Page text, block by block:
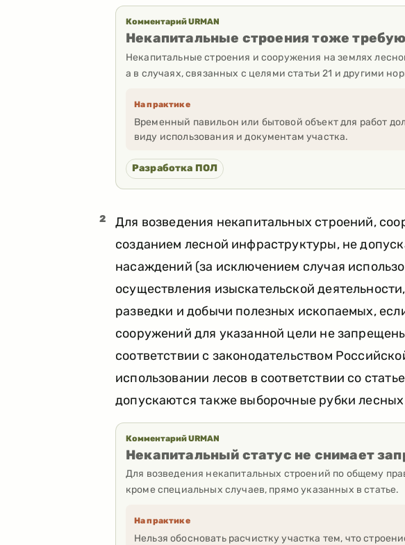
Комментарий URMAN
Некапитальные строения тоже
Некапитальные строения и сооружения на землях
а в случаях, связанных с целями статьи 21 и другими
На практике
Временный павильон или бытовой объект для работ
виду использования и документам участка.
Разработка ПОЛ
2
Для возведения некапитальных строений,
созданием лесной инфраструктуры, не
насаждений (за исключением случая
осуществления изыскательской
разведки и добычи полезных ископаемых,
сооружений для указанной цели не
соответствии с законодательством
использовании лесов в соответствии со
допускаются также выборочные рубки
Комментарий URMAN
Некапитальный статус не снимает
Для возведения некапитальных строений по общему
кроме специальных случаев, прямо указанных в статье.
На практике
Нельзя обосновать расчистку участка тем, что